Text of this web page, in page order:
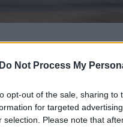
Do Not Process My
opt-out of the sale, sharing
for targeted
selection. Please note that
Japonijos
klimatui.
idėją“, –